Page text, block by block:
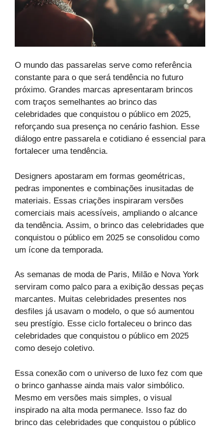
O mundo das passarelas serve como referência
constante para o que será tendência no futuro
próximo. Grandes marcas apresentaram brincos
com traços semelhantes ao brinco das
celebridades que conquistou o público em 2025,
reforçando sua presença no cenário fashion. Esse
diálogo entre passarela e cotidiano é essencial para
fortalecer uma tendência.
Designers apostaram em formas geométricas,
pedras imponentes e combinações inusitadas de
materiais. Essas criações inspiraram versões
comerciais mais acessíveis, ampliando o alcance
da tendência. Assim, o brinco das celebridades que
conquistou o público em 2025 se consolidou como
um ícone da temporada.
As semanas de moda de Paris, Milão e Nova York
serviram como palco para a exibição dessas peças
marcantes. Muitas celebridades presentes nos
desfiles já usavam o modelo, o que só aumentou
seu prestígio. Esse ciclo fortaleceu o brinco das
celebridades que conquistou o público em 2025
como desejo coletivo.
Essa conexão com o universo de luxo fez com que
o brinco ganhasse ainda mais valor simbólico.
Mesmo em versões mais simples, o visual
inspirado na alta moda permanece. Isso faz do
brinco das celebridades que conquistou o público